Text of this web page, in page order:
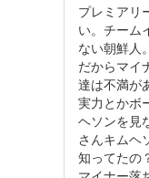
プレミアリ
い。チーム
ない朝鮮人
だからマイ
達は不満が
実力とかボ
ヘソンを見
さんキムヘ
知ってたの